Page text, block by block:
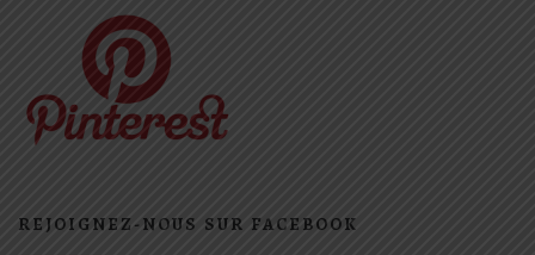
REJOIGNEZ-NOUS SUR FACEBOOK